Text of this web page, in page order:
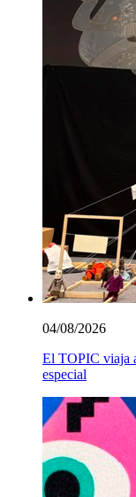
04/08/2026
El TOPIC viaja
especial